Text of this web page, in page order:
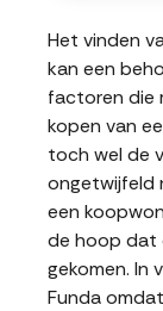
Het vinden
kan een
factoren die
kopen van
toch wel de
ongetwijfeld
een
de hoop dat
gekomen. In
Funda